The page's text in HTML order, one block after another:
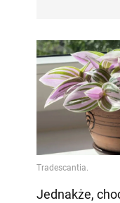
Jednakże,